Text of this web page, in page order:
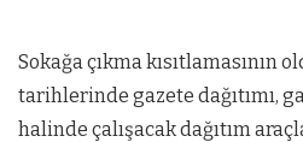
Sokağa çıkma kısıtlamasının
tarihlerinde gazete dağıtımı,
halinde çalışacak dağıtım